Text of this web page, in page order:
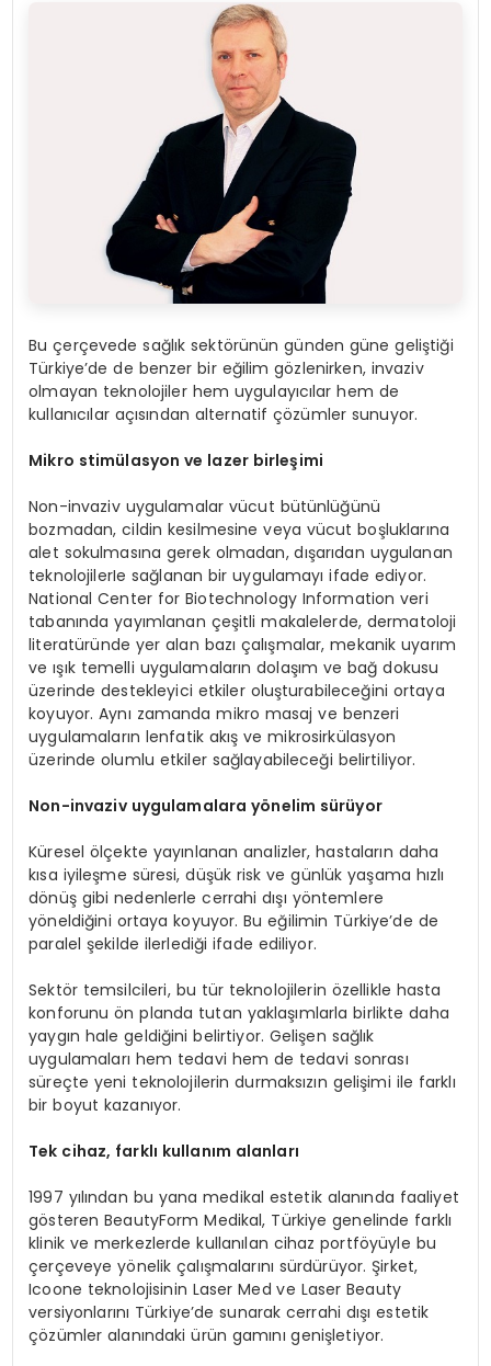
Bu çerçevede sağlık sektörünün günden güne geliştiği
Türkiye’de de benzer bir eğilim gözlenirken, invaziv
olmayan teknolojiler hem uygulayıcılar hem de
kullanıcılar açısından alternatif çözümler sunuyor.
Mikro stimülasyon ve lazer birleşimi
Non-invaziv uygulamalar vücut bütünlüğünü
bozmadan, cildin kesilmesine veya vücut boşluklarına
alet sokulmasına gerek olmadan, dışarıdan uygulanan
teknolojilerIe sağlanan bir uygulamayı ifade ediyor.
National Center for Biotechnology Information veri
tabanında yayımlanan çeşitli makalelerde, dermatoloji
literatüründe yer alan bazı çalışmalar, mekanik uyarım
ve ışık temelli uygulamaların dolaşım ve bağ dokusu
üzerinde destekleyici etkiler oluşturabileceğini ortaya
koyuyor. Aynı zamanda mikro masaj ve benzeri
uygulamaların lenfatik akış ve mikrosirkülasyon
üzerinde olumlu etkiler sağlayabileceği belirtiliyor.
Non-invaziv uygulamalara yönelim sürüyor
Küresel ölçekte yayınlanan analizler, hastaların daha
kısa iyileşme süresi, düşük risk ve günlük yaşama hızlı
dönüş gibi nedenlerle cerrahi dışı yöntemlere
yöneldiğini ortaya koyuyor. Bu eğilimin Türkiye’de de
paralel şekilde ilerlediği ifade ediliyor.
Sektör temsilcileri, bu tür teknolojilerin özellikle hasta
konforunu ön planda tutan yaklaşımlarla birlikte daha
yaygın hale geldiğini belirtiyor. Gelişen sağlık
uygulamaları hem tedavi hem de tedavi sonrası
süreçte yeni teknolojilerin durmaksızın gelişimi ile farklı
bir boyut kazanıyor.
Tek cihaz, farklı kullanım alanları
1997 yılından bu yana medikal estetik alanında faaliyet
gösteren BeautyForm Medikal, Türkiye genelinde farklı
klinik ve merkezlerde kullanılan cihaz portföyüyle bu
çerçeveye yönelik çalışmalarını sürdürüyor. Şirket,
Icoone teknolojisinin Laser Med ve Laser Beauty
versiyonlarını Türkiye’de sunarak cerrahi dışı estetik
çözümler alanındaki ürün gamını genişletiyor.